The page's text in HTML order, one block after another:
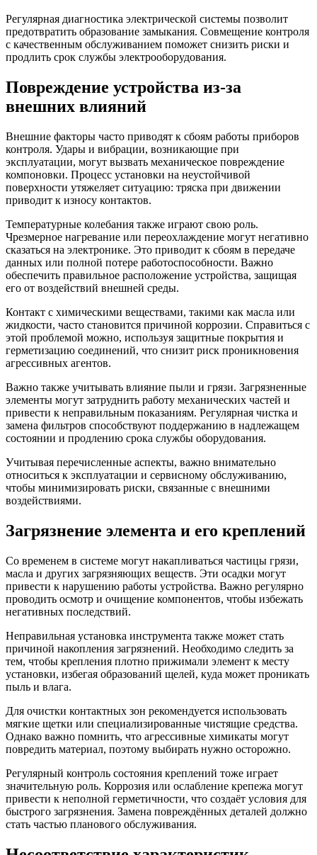
Регулярная диагностика электрической системы позволит
предотвратить образование замыкания. Совмещение контроля
с качественным обслуживанием поможет снизить риски и
продлить срок службы электрооборудования.
Повреждение устройства из-за
внешних влияний
Внешние факторы часто приводят к сбоям работы приборов
контроля. Удары и вибрации, возникающие при
эксплуатации, могут вызвать механическое повреждение
компоновки. Процесс установки на неустойчивой
поверхности утяжеляет ситуацию: тряска при движении
приводит к износу контактов.
Температурные колебания также играют свою роль.
Чрезмерное нагревание или переохлаждение могут негативно
сказаться на электронике. Это приводит к сбоям в передаче
данных или полной потере работоспособности. Важно
обеспечить правильное расположение устройства, защищая
его от воздействий внешней среды.
Контакт с химическими веществами, такими как масла или
жидкости, часто становится причиной коррозии. Справиться с
этой проблемой можно, используя защитные покрытия и
герметизацию соединений, что снизит риск проникновения
агрессивных агентов.
Важно также учитывать влияние пыли и грязи. Загрязненные
элементы могут затруднить работу механических частей и
привести к неправильным показаниям. Регулярная чистка и
замена фильтров способствуют поддержанию в надлежащем
состоянии и продлению срока службы оборудования.
Учитывая перечисленные аспекты, важно внимательно
относиться к эксплуатации и сервисному обслуживанию,
чтобы минимизировать риски, связанные с внешними
воздействиями.
Загрязнение элемента и его креплений
Со временем в системе могут накапливаться частицы грязи,
масла и других загрязняющих веществ. Эти осадки могут
привести к нарушению работы устройства. Важно регулярно
проводить осмотр и очищение компонентов, чтобы избежать
негативных последствий.
Неправильная установка инструмента также может стать
причиной накопления загрязнений. Необходимо следить за
тем, чтобы крепления плотно прижимали элемент к месту
установки, избегая образований щелей, куда может проникать
пыль и влага.
Для очистки контактных зон рекомендуется использовать
мягкие щетки или специализированные чистящие средства.
Однако важно помнить, что агрессивные химикаты могут
повредить материал, поэтому выбирать нужно осторожно.
Регулярный контроль состояния креплений тоже играет
значительную роль. Коррозия или ослабление крепежа могут
привести к неполной герметичности, что создаёт условия для
быстрого загрязнения. Замена повреждённых деталей должно
стать частью планового обслуживания.